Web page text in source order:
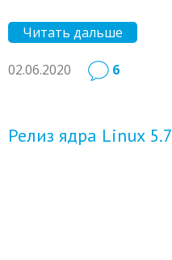
Читать дальше
02.06.2020 6
Релиз ядра Linux 5.7